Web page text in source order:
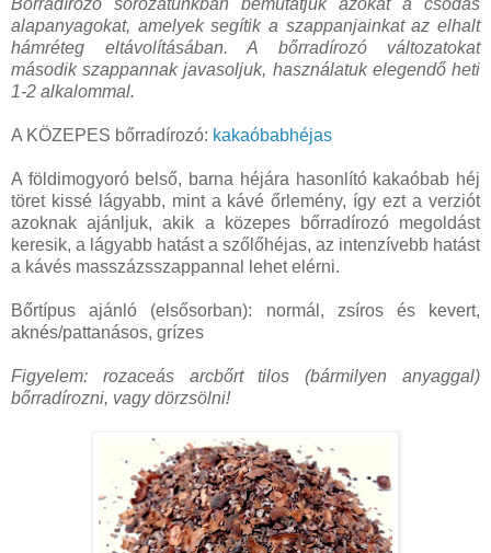
Bőrradírozó sorozatunkban bemutatjuk azokat a csodás
alapanyagokat, amelyek segítik a szappanjainkat az elhalt
hámréteg eltávolításában. A bőrradírozó változatokat
második szappannak javasoljuk, használatuk elegendő heti
1-2 alkalommal.
A KÖZEPES bőrradírozó: kakaóbabhéjas
A földimogyoró belső, barna héjára hasonlító kakaóbab héj
töret kissé lágyabb, mint a kávé őrlemény, így ezt a verziót
azoknak ajánljuk, akik a közepes bőrradírozó megoldást
keresik, a lágyabb hatást a szőlőhéjas, az intenzívebb hatást
a kávés masszázsszappannal lehet elérni.
Bőrtípus ajánló (elsősorban): normál, zsíros és kevert,
aknés/pattanásos, grízes
Figyelem: rozaceás arcbőrt tilos (bármilyen anyaggal)
bőrradírozni, vagy dörzsölni!